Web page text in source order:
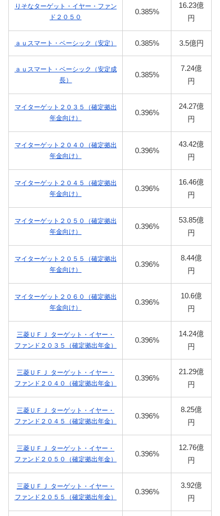
りそなターゲット・イヤー・ファン
ド２０５０
0.385%
16.23億
円
ａｕスマート・ベーシック（安定） 0.385% 3.5億円
ａｕスマート・ベーシック（安定成
長）
0.385%
7.24億
円
マイターゲット２０３５（確定拠出
年金向け）
0.396%
24.27億
円
マイターゲット２０４０（確定拠出
年金向け）
0.396%
43.42億
円
マイターゲット２０４５（確定拠出
年金向け）
0.396%
16.46億
円
マイターゲット２０５０（確定拠出
年金向け）
0.396%
53.85億
円
マイターゲット２０５５（確定拠出
年金向け）
0.396%
8.44億
円
マイターゲット２０６０（確定拠出
年金向け）
0.396%
10.6億
円
三菱ＵＦＪ ターゲット・イヤー・
ファンド２０３５（確定拠出年金）
0.396%
14.24億
円
三菱ＵＦＪ ターゲット・イヤー・
ファンド２０４０（確定拠出年金）
0.396%
21.29億
円
三菱ＵＦＪ ターゲット・イヤー・
ファンド２０４５（確定拠出年金）
0.396%
8.25億
円
三菱ＵＦＪ ターゲット・イヤー・
ファンド２０５０（確定拠出年金）
0.396%
12.76億
円
三菱ＵＦＪ ターゲット・イヤー・
ファンド２０５５（確定拠出年金）
0.396%
3.92億
円